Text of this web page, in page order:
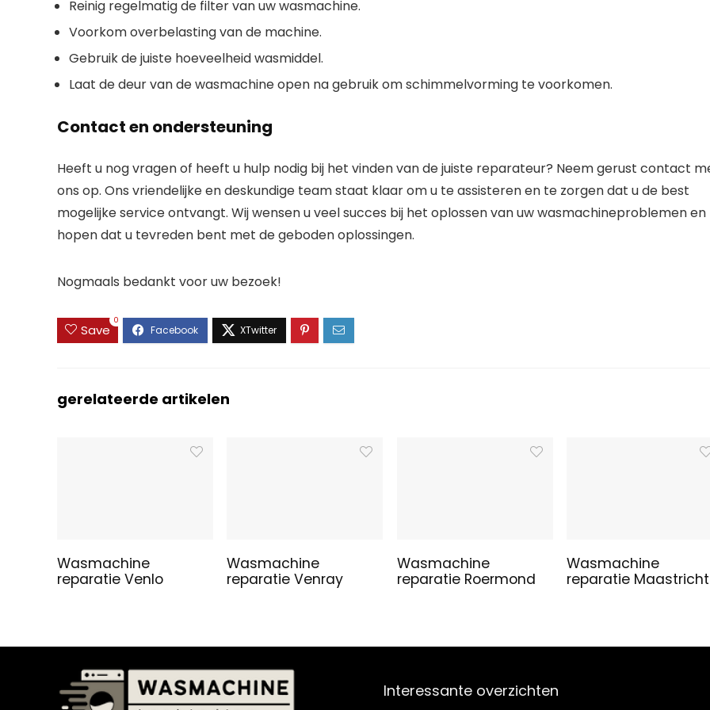
Reinig regelmatig de filter van uw wasmachine.
Voorkom overbelasting van de machine.
Gebruik de juiste hoeveelheid wasmiddel.
Laat de deur van de wasmachine open na gebruik om schimmelvorming te voorkomen.
Contact en ondersteuning
Heeft u nog vragen of heeft u hulp nodig bij het vinden van de juiste reparateur? Neem gerust contact
ons op. Ons vriendelijke en deskundige team staat klaar om u te assisteren en te zorgen dat u de best
mogelijke service ontvangt. Wij wensen u veel succes bij het oplossen van uw wasmachineproblemen en
hopen dat u tevreden bent met de geboden oplossingen.
Nogmaals bedankt voor uw bezoek!
Save
0
gerelateerde artikelen
Wasmachine
reparatie Venlo
Wasmachine
reparatie Venray
Wasmachine
reparatie Roermond
Wasmachine
reparatie Maastricht
Interessante overzichten